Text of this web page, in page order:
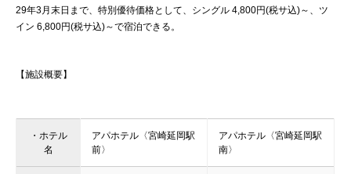
29年3月末日まで、特別優待価格として、シングル 4,800円(税サ込)～、ツ
イン 6,800円(税サ込)～で宿泊できる。
【施設概要】
・ホテル
名
アパホテル〈宮崎延岡駅
前〉
アパホテル〈宮崎延岡駅
南〉